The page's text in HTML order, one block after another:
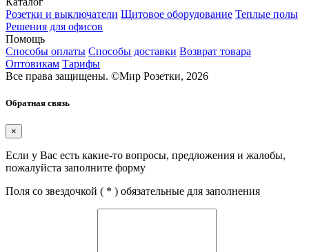
Розетки и выключатели Щитовое оборудование Теплые полы
Решения для офисов
Помощь
Способы оплаты Способы доставки Возврат товара
Оптовикам Тарифы
Все права защищены. ©Мир Розетки, 2026
Обратная связь
×
Если у Вас есть какие-то вопросы, предложения и жалобы,
пожалуйста заполните форму
Поля со звездочкой ( * ) обязательные для заполнения